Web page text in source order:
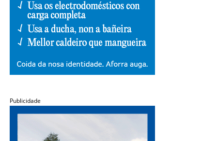
Publicidade